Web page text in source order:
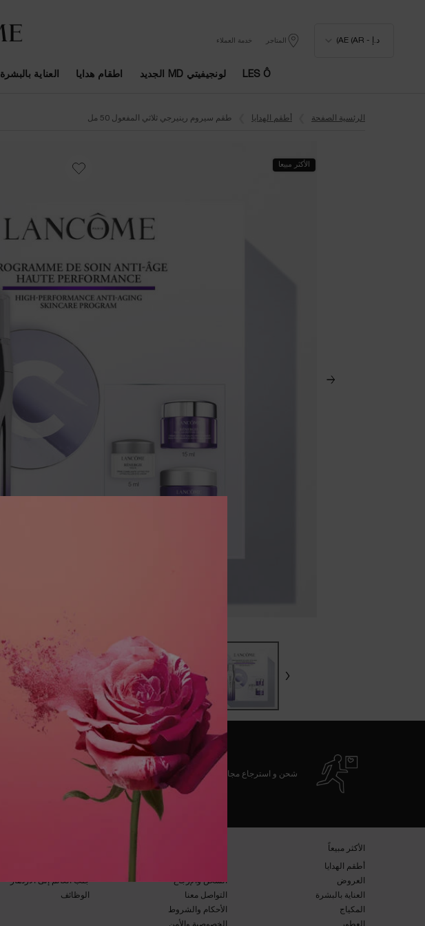
د.إ - AE (AR) المتاجر خدمة العملاء
LES Ô لونجيفيتي MD الجديد اطقام هدايا العناية بالبشرة
الرئسية الصفحة أطقم الهدايا طقم سيروم رينيرجي ثلاثي المفعول 50 مل
الأكثر مبيعا
شحن و استرجاع مجاني
​الأكثر مبيعاً​
أطقم الهدايا​
العروض​
العناية بالبشرة​
المكياج​
العطور​
الشحن والإرجاع​
التواصل معنا​
الأحكام والشروط​
الخصوصية والأمن​
جلب العالم إلى الازدهار
الوظائف